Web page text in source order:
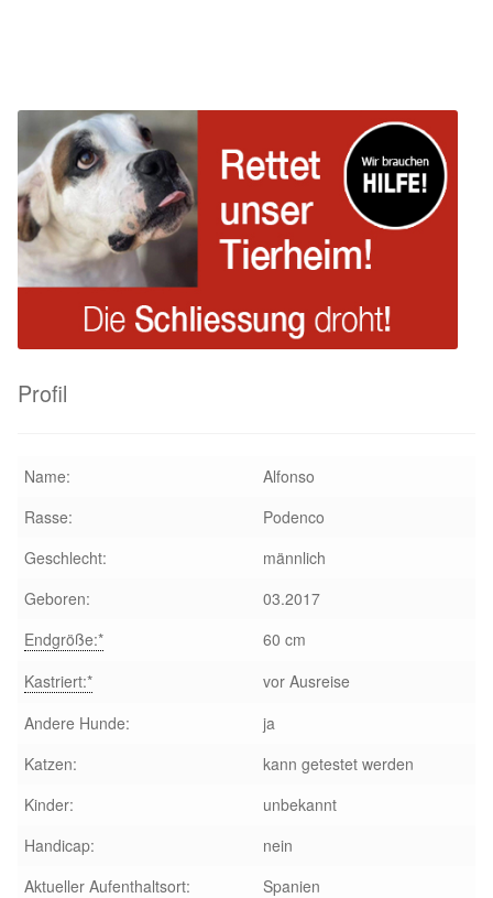
Profil
Name:
Alfonso
Rasse:
Podenco
Geschlecht:
männlich
Geboren:
03.2017
Endgröße:*
60 cm
Kastriert:*
vor Ausreise
Andere Hunde:
ja
Katzen:
kann getestet werden
Kinder:
unbekannt
Handicap:
nein
Aktueller Aufenthaltsort:
Spanien